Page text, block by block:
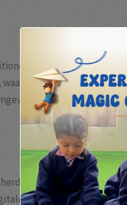
ideeën over
de manier waarop
inclusief de unieke
van in-game
objecten – variërend